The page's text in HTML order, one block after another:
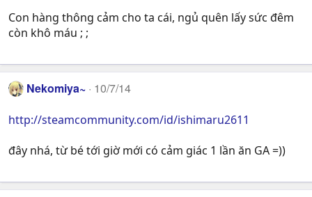
Con hàng thông cảm cho ta cái, ngủ quên lấy sức đêm
còn khô máu ; ;
Nekomiya~ 10/7/14
http://steamcommunity.com/id/ishimaru2611
đây nhá, từ bé tới giờ mới có cảm giác 1 lần ăn GA =))